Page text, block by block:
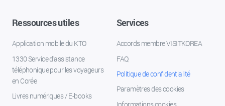
Ressources utiles
Application mobile du KTO
1330 Service d'assistance
téléphonique pour les voyageurs
en Corée
Livres numériques / E-books
Services
Accords membre VISITKOREA
FAQ
Politique de confidentialité
Paramètres des cookies
Informations cookies